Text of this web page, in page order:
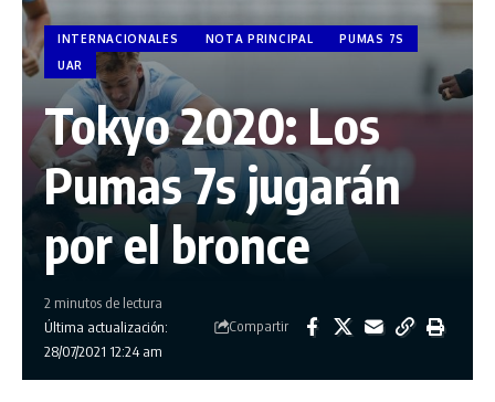
INTERNACIONALES NOTA PRINCIPAL
PUMAS 7S
UAR
Tokyo 2020: Los
Pumas 7s jugarán
por el bronce
Última actualización:
28/07/2021 12:24 am
2 minutos de lectura
Compartir